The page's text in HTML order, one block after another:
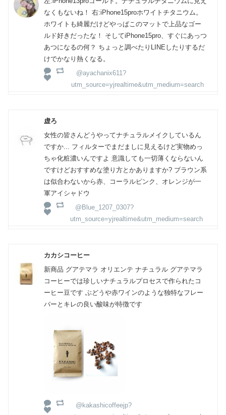
なくもないね！ 右:iPhone15proホワイトチタニウム。
ホワイトも綺麗だけどやっぱこのマットで上品なゴー
ルド好きだったな！ そしてiPhone15pro、すぐにあっつ
あつになるの何？ ちょっと調べたりLINEしたりするだ
けでかなり熱くなる。
@ayachanix611?
utm_source=yjrealtime&utm_medium=search
虚ろ
女性の皆さんどうやってナチュラルメイクしているん
ですか... フィルターでまだましに見えるけど実物めっ
ちゃ化粧濃いんですよ 意識しても一切薄くならないん
ですけどおすすめな塗り方とかありますか? ブラウン系
は似合わないから赤、コーラルピンク、オレンジが一
軍アイシャドウ
@Blue_1207_0307?
utm_source=yjrealtime&utm_medium=search
カカシコーヒー
新商品 グアテマラ オリエンテ ナチュラル グアテマラ
コーヒーでは珍しいナチュラルプロセスで作られたコ
ーヒー豆です ぶどうや赤ワインのような独特なフレー
バーとキレの良い酸味が特徴です
@kakashicoffeejp?